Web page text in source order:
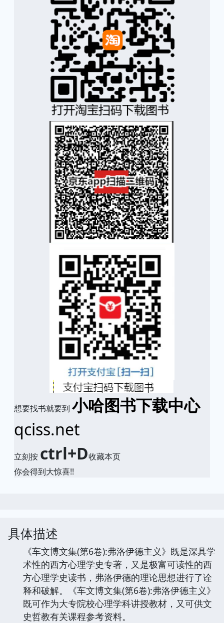
想要找书就要到 小哈图书下载中心
qciss.net
立刻按 ctrl+D收藏本页
你会得到大惊喜!!
具体描述
《车文博文集(第6卷):弗洛伊德主义》既是深具学
术性的西方心理学史专著，又是极富可读性的西
方心理学史读书，弗洛伊德的理论思想进行了诠
释和破解。《车文博文集(第6卷):弗洛伊德主义》
既可作为大专院校心理学科讲授教材，又可供文
史哲教有关课程参考资料。